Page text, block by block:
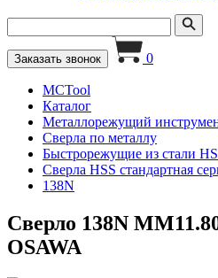
Заказать звонок 0
MCTool
Каталог
Металлорежущий
Сверла по металлу
Быстрорежущие из стали
Сверла HSS стандартная
138N
Сверло 138N
OSAWA